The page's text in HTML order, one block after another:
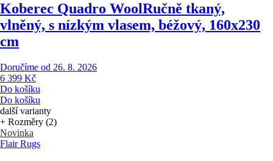
Koberec Quadro WoolRučně tkaný,
vlněný, s nízkým vlasem, béžový, 160x230
cm
Doručíme od 26. 8. 2026
6 399 Kč
Do košíku
Do košíku
další varianty
+ Rozměry (2)
Novinka
Flair Rugs